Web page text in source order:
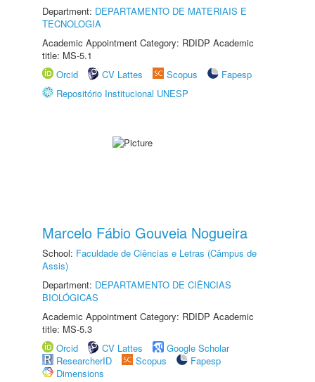
Department: DEPARTAMENTO DE MATERIAIS E
TECNOLOGIA
Academic Appointment Category: RDIDP Academic
title: MS-5.1
Orcid
CV Lattes Scopus
Fapesp
Repositório Institucional UNESP
Marcelo Fábio Gouveia Nogueira
School: Faculdade de Ciências e Letras (Câmpus de
Assis)
Department: DEPARTAMENTO DE CIÊNCIAS
BIOLÓGICAS
Academic Appointment Category: RDIDP Academic
title: MS-5.3
Orcid
CV Lattes
Google Scholar
ResearcherID
Scopus
Fapesp
Dimensions